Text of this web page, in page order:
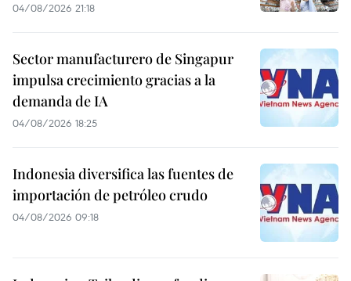
04/08/2026 21:18
Sector manufacturero de Singapur
impulsa crecimiento gracias a la
demanda de IA
04/08/2026 18:25
Indonesia diversifica las fuentes de
importación de petróleo crudo
04/08/2026 09:18